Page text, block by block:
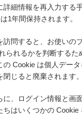
詳細情報を再入力する
1年間保持されます。
訪問すると、お使いの
られるかを判断するた
の Cookie は個人デー
じると廃棄されます。
に、ログイン情報と画
はいくつかの Cookie